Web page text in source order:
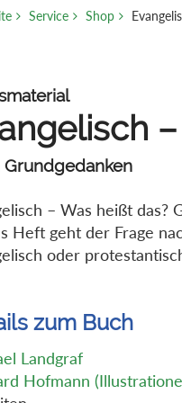
Service Shop
Grundgedanken
– Was heißt
Heft geht der Frage
oder
zum Buch
Landgraf
Hofmann